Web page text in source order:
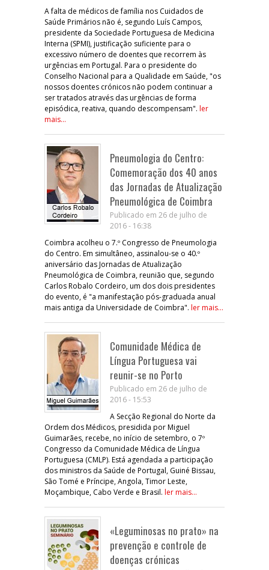
A falta de médicos de família nos Cuidados de
Saúde Primários não é, segundo Luís Campos,
presidente da Sociedade Portuguesa de Medicina
Interna (SPMI), justificação suficiente para o
excessivo número de doentes que recorrem às
urgências em Portugal. Para o presidente do
Conselho Nacional para a Qualidade em Saúde, "os
nossos doentes crónicos não podem continuar a
ser tratados através das urgências de forma
episódica, reativa, quando descompensam". ler
mais...
Pneumologia do Centro:
Comemoração dos 40 anos
das Jornadas de Atualização
Pneumológica de Coimbra
Publicado em 26 de julho de
2016 - 16:38
Coimbra acolheu o 7.º Congresso de Pneumologia
do Centro. Em simultâneo, assinalou-se o 40.º
aniversário das Jornadas de Atualização
Pneumológica de Coimbra, reunião que, segundo
Carlos Robalo Cordeiro, um dos dois presidentes
do evento, é "a manifestação pós-graduada anual
mais antiga da Universidade de Coimbra". ler mais...
Comunidade Médica de
Língua Portuguesa vai
reunir-se no Porto
Publicado em 26 de julho de
2016 - 15:53
A Secção Regional do Norte da
Ordem dos Médicos, presidida por Miguel
Guimarães, recebe, no início de setembro, o 7º
Congresso da Comunidade Médica de Língua
Portuguesa (CMLP). Está agendada a participação
dos ministros da Saúde de Portugal, Guiné Bissau,
São Tomé e Príncipe, Angola, Timor Leste,
Moçambique, Cabo Verde e Brasil. ler mais...
«Leguminosas no prato» na
prevenção e controle de
doenças crónicas